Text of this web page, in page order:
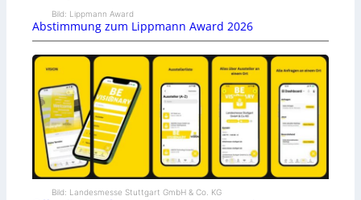
Bild: Lippmann Award
Abstimmung zum Lippmann Award 2026
Bild: Landesmesse Stuttgart GmbH & Co. KG